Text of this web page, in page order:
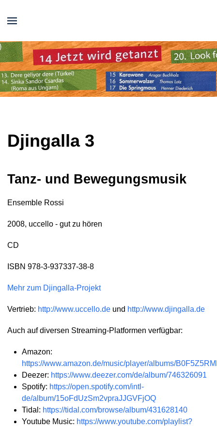
Djingalla 3
Tanz- und Bewegungsmusik
Ensemble Rossi
2008, uccello - gut zu hören
CD
ISBN 978-3-937337-38-8
Mehr zum Djingalla-Projekt
Vertrieb: http://www.uccello.de und http://www.djingalla.de
Auch auf diversen Streaming-Platformen verfügbar:
Amazon:
https://www.amazon.de/music/player/albums/
Deezer: https://www.deezer.com/de/album/746326091
Spotify: https://open.spotify.com/intl-
de/album/15oFdUzSm2vpraJJGVFjOQ
Tidal: https://tidal.com/browse/album/431628140
Youtube Music: https://www.youtube.com/playlist?